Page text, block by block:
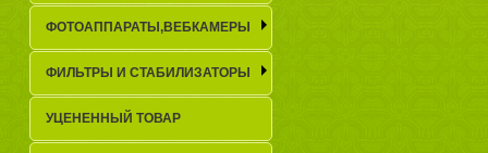
ФОТОАППАРАТЫ,ВЕБКАМЕРЫ
ФИЛЬТРЫ И СТАБИЛИЗАТОРЫ
УЦЕНЕННЫЙ ТОВАР